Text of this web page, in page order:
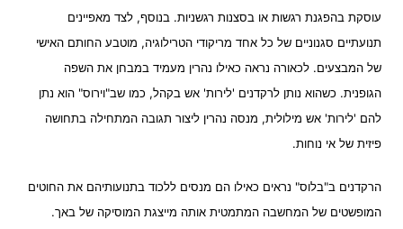
עוסקת בהפגנת רגשות או בסצנות רגשניות. בנוסף, לצד מאפיינים
תנועתיים סגנוניים של כל אחד מריקודי הטרילוגיה, מוטבע החותם האישי
של המבצעים. לכאורה נראה כאילו נהרין מעמיד במבחן את השפה
הגופנית. כשהוא נותן לרקדנים 'לירות' אש בקהל, כמו שב"וירוס" הוא נתן
להם 'לירות' אש מילולית, מנסה נהרין ליצור תגובה המתחילה בתחושה
פיזית של אי נוחות.
הרקדנים ב"בלוס" נראים כאילו הם מנסים ללכוד בתנועותיהם את החוטים
המופשטים של המחשבה המתמטית אותה מייצגת המוסיקה של באך.